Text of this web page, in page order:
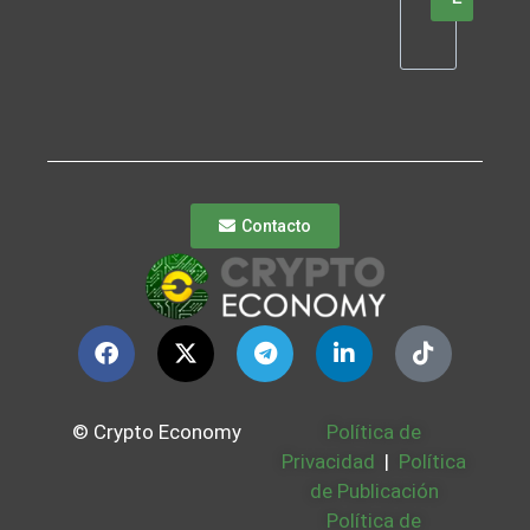
Contacto
© Crypto Economy
Política de
Privacidad | Política
de Publicación
Política de